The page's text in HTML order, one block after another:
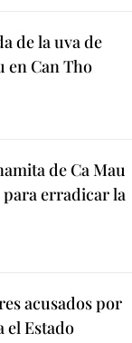
de la uva de
en Can Tho
de Ca Mau
erradicar la
acusados por
el Estado